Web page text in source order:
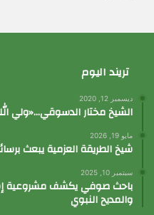
تريند اليوم
ديسمبر 12, 2020
الشيخ مختار الدسوقي…«ولي
مايو 19, 2026
شيخ الطريقة العزمية يبعث
سبتمبر 10, 2025
باحث صوفي يكشف مشروعية
والمديح النبوي